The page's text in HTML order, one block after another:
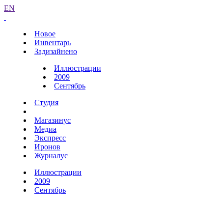
EN
Новое
Инвентарь
Задизайнено
Иллюстрации
2009
Сентябрь
Студия
Магазинус
Медиа
Экспресс
Иронов
Журналус
Иллюстрации
2009
Сентябрь